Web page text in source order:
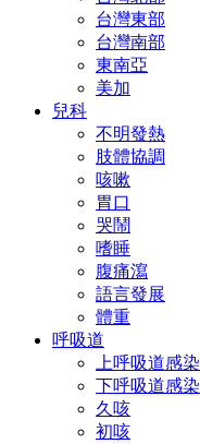
台灣東部
台灣南部
東南亞
美加
兒科
不明發熱
肢體協調
咳嗽
胃口
哭鬧
嗜睡
腹痛瀉
語言發展
體重
呼吸道
上呼吸道感染
下呼吸道感染
久咳
初咳